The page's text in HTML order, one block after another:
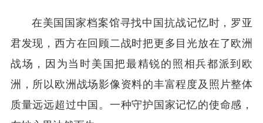
在美国国家档案馆寻找中国抗战记忆时，罗亚
君发现，西方在回顾二战时把更多目光放在了欧洲
战场，因为当时美国把最精锐的照相兵都派到欧
洲，所以欧洲战场影像资料的丰富程度及照片整体
质量远远超过中国。一种守护国家记忆的使命感，